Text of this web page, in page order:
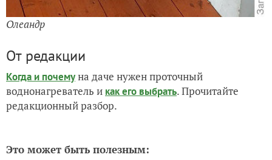
Олеандр
От редакции
Когда и почемуна даче нужен проточный
воднонагреватель и как его выбрать. Прочитайте
редакционный разбор.
Это может быть полезным: